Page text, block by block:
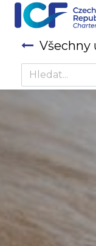
Všechny